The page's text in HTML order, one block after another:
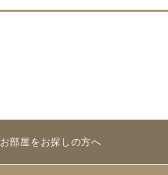
お部屋をお探しの方へ